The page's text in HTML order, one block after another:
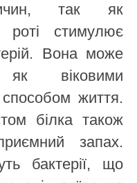
так як
роті стимулює
Вона може
віковими
життя.
білка також
запах.
бактерії, що